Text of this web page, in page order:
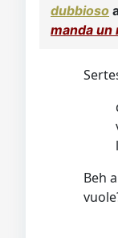
dubbioso
manda un
Beh